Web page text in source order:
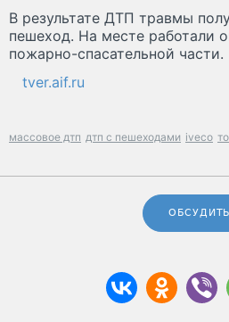
В результате ДТП травмы
пешеход. На месте работали
пожарно-спасательной части.
tver.aif.ru
массовое дтп дтп с пешеходами iveco
ОБСУДИТЬ